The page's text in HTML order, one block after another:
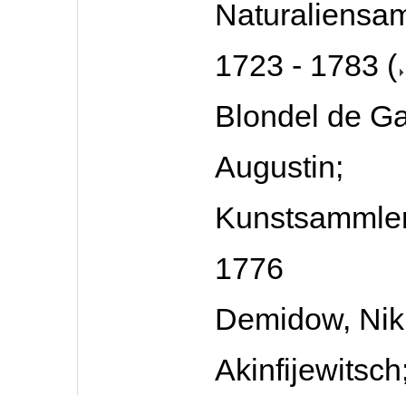
1723 - 1783 (
Blondel de
Augustin;
1776
Demidow,